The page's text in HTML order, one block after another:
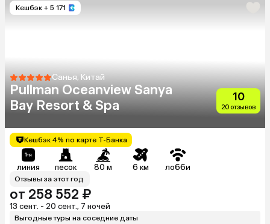
Кешбэк + 5 171
Санья, Китай
Pullman Oceanview Sanya
Bay Resort & Spa
10
20 отзывов
Кешбэк 4% по карте Т-Банка
линия песок 80 м 6 км лобби
Отзывы за этот год
от 258 552 ₽
13 сент. - 20 сент., 7 ночей
Выгодные туры на соседние даты